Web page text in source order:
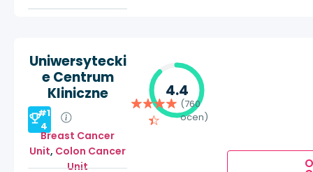
Uniwersytecki
e Centrum
Kliniczne
#1
4
Breast Cancer
Unit, Colon Cancer
Unit
4.4
(760
ocen)
O